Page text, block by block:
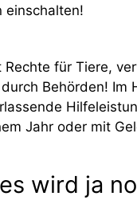
einschalten!
Rechte für Tiere,
Behörden! Im
Jahr oder mit
wird ja